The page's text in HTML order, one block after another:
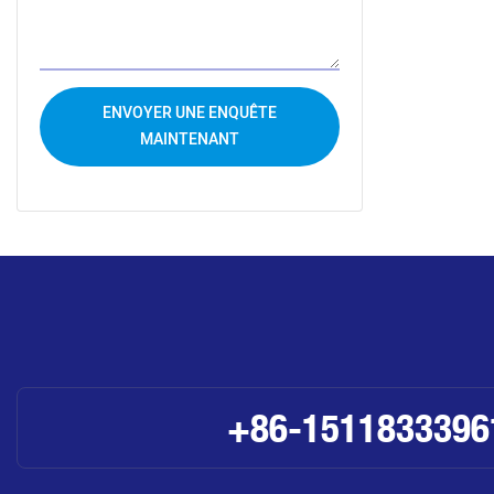
ENVOYER UNE ENQUÊTE
MAINTENANT
+86-